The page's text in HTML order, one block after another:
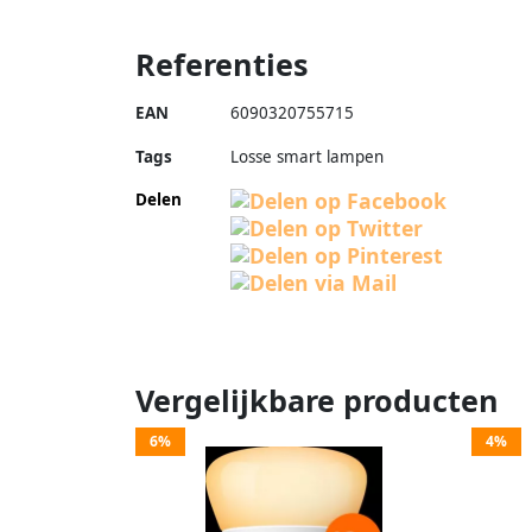
Referenties
EAN 6090320755715
Tags
Losse smart lampen
Delen
Vergelijkbare producten
6% 4%